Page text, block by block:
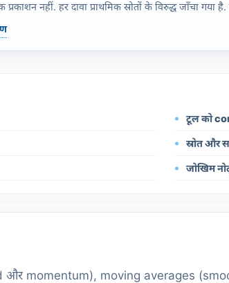
नहीं. हर दावा प्राथमिक स्रोतों के विरुद्ध जाँचा गया है.
टूल को
स्रोत और
जोखिम
और momentum), moving averages